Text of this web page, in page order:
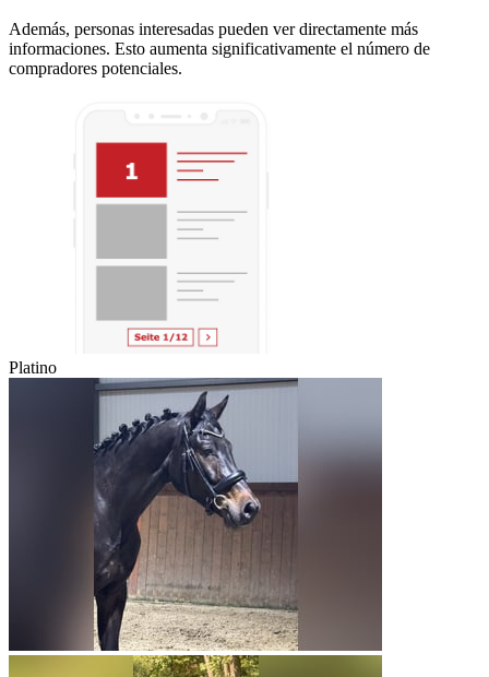
Además, personas interesadas pueden ver directamente más
informaciones. Esto aumenta significativamente el número de
compradores potenciales.
Platino